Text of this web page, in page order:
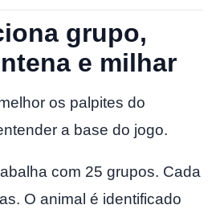
grupo,
e milhar
os palpites do
a base do jogo.
com 25 grupos. Cada
O animal é identificado